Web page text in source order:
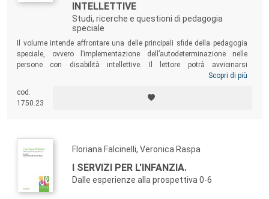
INTELLETTIVE
Studi, ricerche e questioni di pedagogia
speciale
Il volume intende affrontare una delle principali sfide della pedagogia
speciale, ovvero l’implementazione dell’autodeterminazione nelle
persone con disabilità intellettive. Il lettore potrà avvicinarsi
all’argomento da diverse prospettive attraversando contesti reali ed
volte alla promozione dell’autodeterminazione delle persone con
disabilità intellettive. Un testo particolarmente utile per gli studenti
Scopri di più
cod.
1750.23
Floriana Falcinelli, Veronica Raspa
I SERVIZI PER L'INFANZIA.
Dalle esperienze alla prospettiva 0-6